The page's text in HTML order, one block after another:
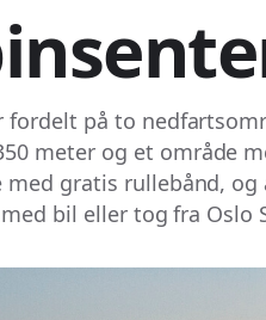
på to
meter og et område
gratis rullebånd, og
bil eller tog fra Oslo